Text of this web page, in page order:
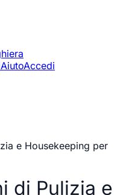
AiutoAccedi
e Housekeeping per
di Pulizia e